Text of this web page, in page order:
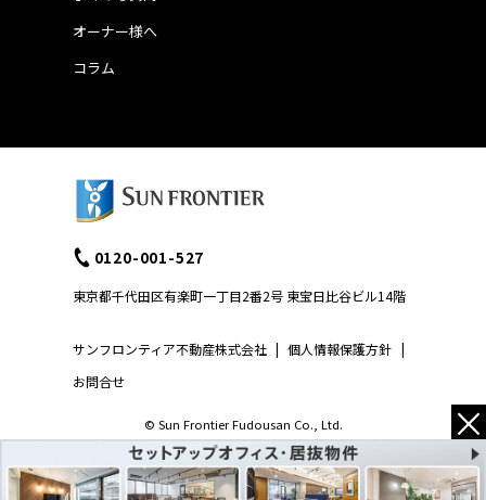
オーナー様へ
コラム
サンフロンティア不動産株式会社 | 個人情報保護方針 |
お問合せ
0120-001-527
東京都千代田区有楽町一丁目2番2号 東宝日比谷ビル14階
© Sun Frontier Fudousan Co., Ltd. ×